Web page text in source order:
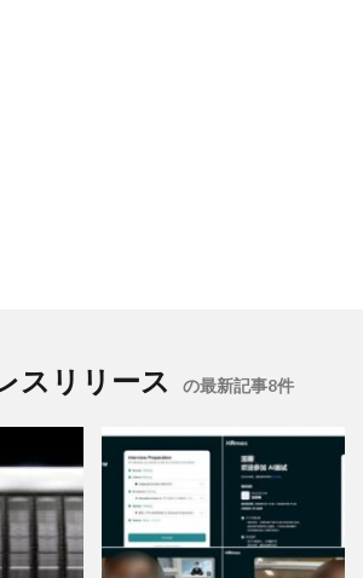
スリリース の最新記事8件